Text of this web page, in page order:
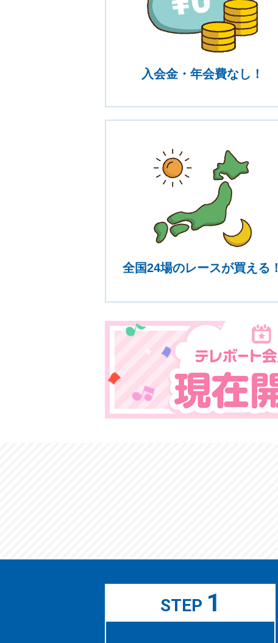
入会金・年会費なし！
全国24場のレースが買える！
STEP 1